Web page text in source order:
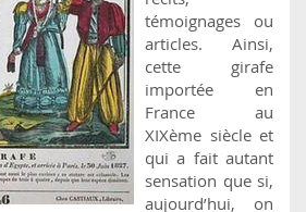
témoignages ou
articles. Ainsi,
cette girafe
importée en
France au
XIXème siècle et
qui a fait autant
sensation que si,
aujourd’hui, on